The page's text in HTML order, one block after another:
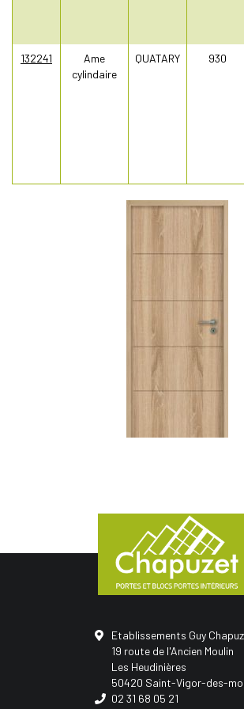
132241
Ame
cylindaire
QUATARY 930
Etablissements Guy
19 route de l'Ancien Moulin
Les Heudinières
50420 Saint-Vigor-des-
02 31 68 05 21